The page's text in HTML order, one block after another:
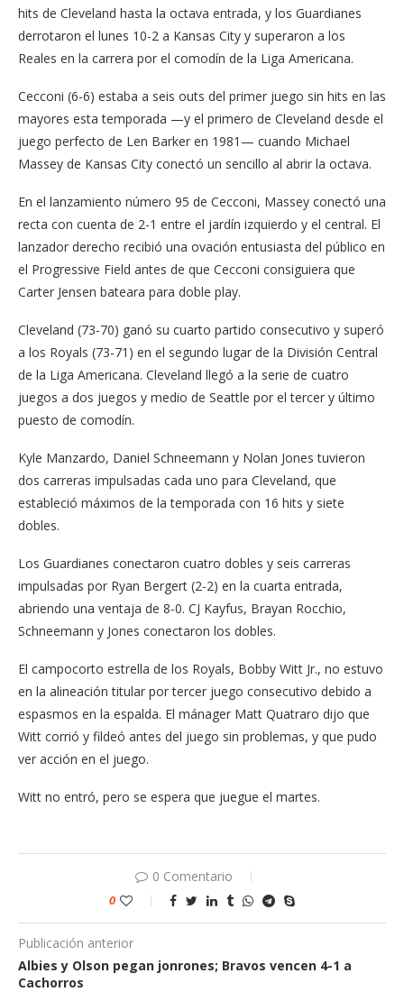
hits de Cleveland hasta la octava entrada, y los Guardianes
derrotaron el lunes 10-2 a Kansas City y superaron a los
Reales en la carrera por el comodín de la Liga Americana.
Cecconi (6-6) estaba a seis outs del primer juego sin hits en las
mayores esta temporada —y el primero de Cleveland desde el
juego perfecto de Len Barker en 1981— cuando Michael
Massey de Kansas City conectó un sencillo al abrir la octava.
En el lanzamiento número 95 de Cecconi, Massey conectó una
recta con cuenta de 2-1 entre el jardín izquierdo y el central. El
lanzador derecho recibió una ovación entusiasta del público en
el Progressive Field antes de que Cecconi consiguiera que
Carter Jensen bateara para doble play.
Cleveland (73-70) ganó su cuarto partido consecutivo y superó
a los Royals (73-71) en el segundo lugar de la División Central
de la Liga Americana. Cleveland llegó a la serie de cuatro
juegos a dos juegos y medio de Seattle por el tercer y último
puesto de comodín.
Kyle Manzardo, Daniel Schneemann y Nolan Jones tuvieron
dos carreras impulsadas cada uno para Cleveland, que
estableció máximos de la temporada con 16 hits y siete
dobles.
Los Guardianes conectaron cuatro dobles y seis carreras
impulsadas por Ryan Bergert (2-2) en la cuarta entrada,
abriendo una ventaja de 8-0. CJ Kayfus, Brayan Rocchio,
Schneemann y Jones conectaron los dobles.
El campocorto estrella de los Royals, Bobby Witt Jr., no estuvo
en la alineación titular por tercer juego consecutivo debido a
espasmos en la espalda. El mánager Matt Quatraro dijo que
Witt corrió y fildeó antes del juego sin problemas, y que pudo
ver acción en el juego.
Witt no entró, pero se espera que juegue el martes.
0 Comentario
0
Publicación anterior
Albies y Olson pegan jonrones; Bravos vencen 4-1 a
Cachorros